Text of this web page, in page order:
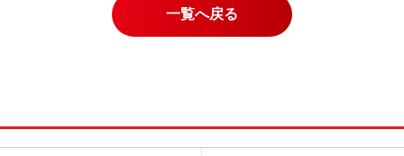
一覧へ戻る